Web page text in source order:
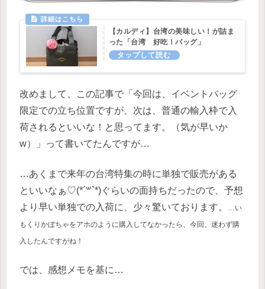
【カルディ】台湾の美味しい！が詰ま
った「台湾 好吃！バッグ」
改めまして、この記事で「今回は、イベントバッグ
限定での立ち位置ですが、次は、普通の輸入枠で入
荷されるといいな！と思ってます。（気が早いか
w）」って書いてたんですが…
…あくまで来年の台湾特集の時に単独で販売がある
といいなぁ♡(*´꒳`*)ぐらいの面持ちだったので、予想
より早い単独での入荷に、少々驚いております。
…い
もくりかぼちゃをアホのように購入してなかったら、今回、迷わず購
入したんですがね！
では、感想メモを基に…